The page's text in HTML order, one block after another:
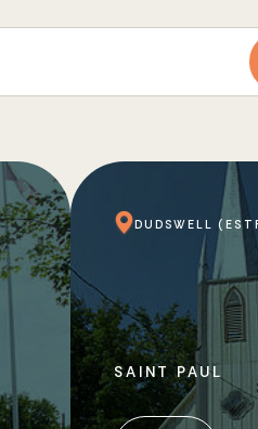
DUDSWELL
SAINT PAUL